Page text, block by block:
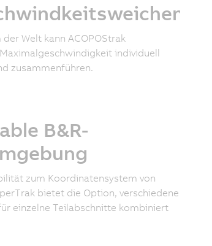
Welt kann ACOPOStrak
individuell
zusammenführen.
B&R-
zum Koordinatensystem von
bietet die Option, verschiedene
einzelne Teilabschnitte kombiniert